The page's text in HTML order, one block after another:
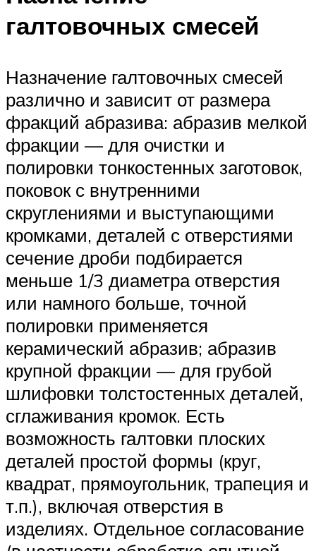
галтовочных смесей
Назначение галтовочных смесей
различно и зависит от размера
фракций абразива: абразив мелкой
фракции — для очистки и
полировки тонкостенных заготовок,
поковок с внутренними
скруглениями и выступающими
кромками, деталей с отверстиями
сечение дроби подбирается
меньше 1/3 диаметра отверстия
или намного больше, точной
полировки применяется
керамический абразив; абразив
крупной фракции — для грубой
шлифовки толстостенных деталей,
сглаживания кромок. Есть
возможность галтовки плоских
деталей простой формы (круг,
квадрат, прямоугольник, трапеция и
т.п.), включая отверстия в
изделиях. Отдельное согласование